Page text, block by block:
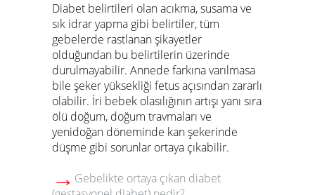
Diabet belirtileri olan acıkma, susama ve
sık idrar yapma gibi belirtiler, tüm
gebelerde rastlanan şikayetler
olduğundan bu belirtilerin üzerinde
durulmayabilir. Annede farkına varılmasa
bile şeker yüksekliği fetus açısından zararlı
olabilir. İri bebek olasılığının artışı yanı sıra
ölü doğum, doğum travmaları ve
yenidoğan döneminde kan şekerinde
düşme gibi sorunlar ortaya çıkabilir.
→ Gebelikte ortaya çıkan diabet